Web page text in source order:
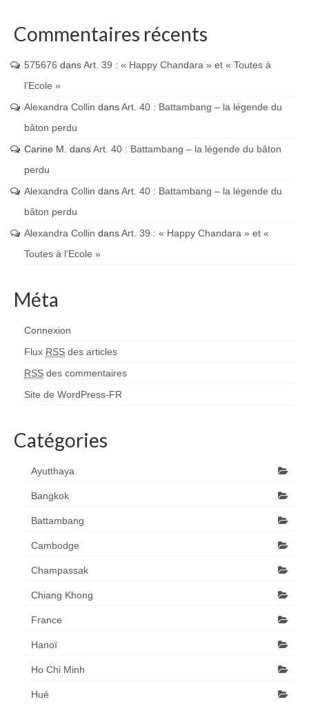
Commentaires récents
575676 dansArt. 39 : « Happy Chandara » et « Toutes à
l’Ecole »
Alexandra Collin dansArt. 40 : Battambang – la légende du
bâton perdu
Carine M. dansArt. 40 : Battambang – la légende du bâton
perdu
Alexandra Collin dansArt. 40 : Battambang – la légende du
bâton perdu
Alexandra Collin dansArt. 39 : « Happy Chandara » et «
Toutes à l’Ecole »
Méta
Connexion
Flux RSS des articles
RSS des commentaires
Site de WordPress-FR
Catégories
Ayutthaya
Bangkok
Battambang
Cambodge
Champassak
Chiang Khong
France
Hanoï
Ho Chi Minh
Hué